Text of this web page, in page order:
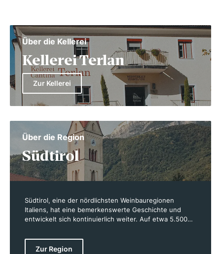
Über die Kellerei
Kellerei Terlan
Zur Kellerei
Über die Region
Südtirol
Südtirol, eine der nördlichsten Weinbauregionen
Italiens, hat eine bemerkenswerte Geschichte und
entwickelt sich kontinuierlich weiter. Auf etwa 5.500
die von der einzigartigen Geographie und dem
besonderen Klima der Region profitieren. Die
Zur Region